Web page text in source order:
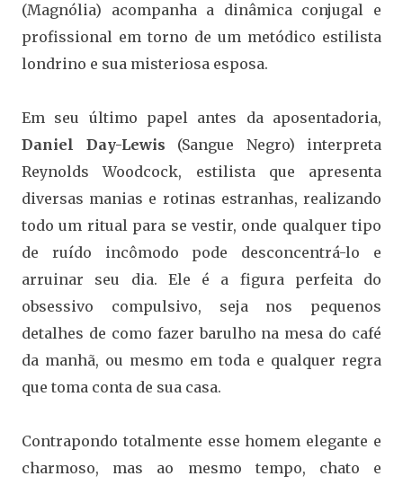
(Magnólia) acompanha a dinâmica conjugal e
profissional em torno de um metódico estilista
londrino e sua misteriosa esposa.
Em seu último papel antes da aposentadoria,
Daniel Day-Lewis (Sangue Negro) interpreta
Reynolds Woodcock, estilista que apresenta
diversas manias e rotinas estranhas, realizando
todo um ritual para se vestir, onde qualquer tipo
de ruído incômodo pode desconcentrá-lo e
arruinar seu dia. Ele é a figura perfeita do
obsessivo compulsivo, seja nos pequenos
detalhes de como fazer barulho na mesa do café
da manhã, ou mesmo em toda e qualquer regra
que toma conta de sua casa.
Contrapondo totalmente esse homem elegante e
charmoso, mas ao mesmo tempo, chato e